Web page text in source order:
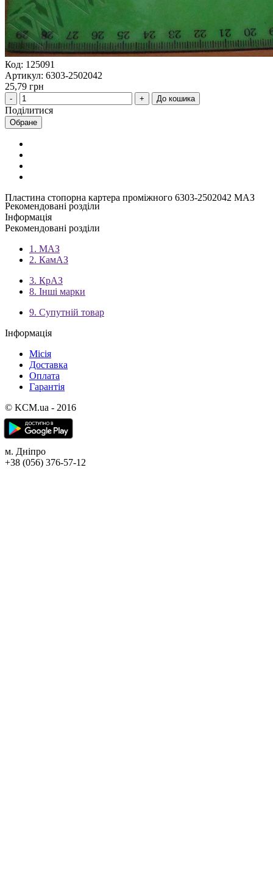
Код: 125091
Артикул: 6303-2502042
25,79 грн
До кошика
Поділитися
Обране
Пластина стопорна картера проміжного 6303-2502042 МАЗ
Рекомендовані розділи
Інформація
Рекомендовані розділи
1. МАЗ
2. КамАЗ
3. КрАЗ
8. Інші марки
9. Супутній товар
Інформація
Місія
Доставка
Оплата
Гарантія
© KCM.ua - 2016
м. Дніпро
+38 (056) 376-57-12